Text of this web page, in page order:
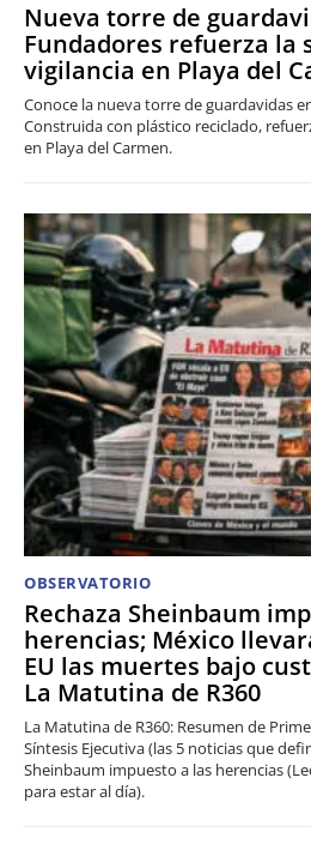
Nueva torre de
Fundadores refuerza la
vigilancia en Playa del
Conoce la nueva torre de guardavidas
Construida con plástico reciclado,
en Playa del Carmen.
OBSERVATORIO
Rechaza Sheinbaum
herencias; México
EU las muertes bajo
La Matutina de R360
La Matutina de R360: Resumen de
Síntesis Ejecutiva (las 5 noticias que
Sheinbaum impuesto a las herencias
para estar al día).